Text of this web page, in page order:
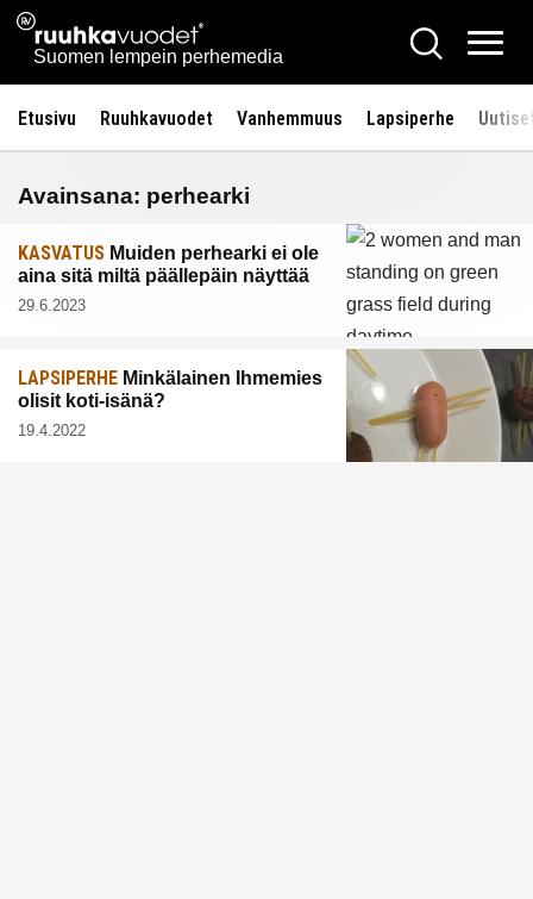
Siirry
sisältöön
Ruuhkavuodet.fi
Suomen lempein perhemedia
Hae
Etusivu Ruuhkavuodet Vanhemmuus Lapsiperhe
Avainsana: perhearki
KASVATUS Muiden perhearki ei ole
aina sitä miltä päällepäin näyttää
29.6.2023
LAPSIPERHE Minkälainen Ihmemies
olisit koti-isänä?
19.4.2022